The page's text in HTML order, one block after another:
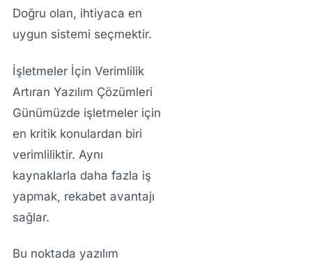
Doğru olan, ihtiyaca en
uygun sistemi seçmektir.
İşletmeler İçin Verimlilik
Artıran Yazılım Çözümleri
Günümüzde işletmeler için
en kritik konulardan biri
verimliliktir. Aynı
kaynaklarla daha fazla iş
yapmak, rekabet avantajı
sağlar.
Bu noktada yazılım